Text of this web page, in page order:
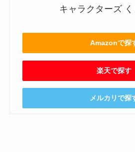
キャラクターズ
Amazonで探
楽天で探す
メルカリで探